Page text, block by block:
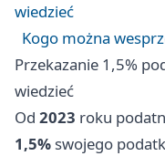
wiedzieć
Kogo można
Przekazanie 1,5%
wiedzieć
Od 2023 roku
1,5% swojego